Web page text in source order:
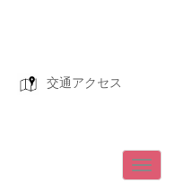
交通アクセス